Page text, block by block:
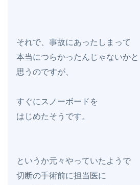
それで、事故にあったしまって
本当につらかったんじゃないかと
思うのですが、
すぐにスノーボードを
はじめたそうです。
というか元々やっていたようで
切断の手術前に担当医に